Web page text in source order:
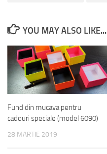
YOU MAY ALSO LIKE...
Fund din mucava pentru
cadouri speciale (model 6090)
28 MARTIE 2019